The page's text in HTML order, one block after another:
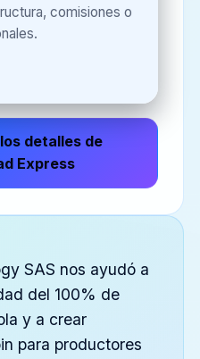
comisiones o
detalles de
Express
SAS nos ayudó a
del 100% de
y a crear
para productores